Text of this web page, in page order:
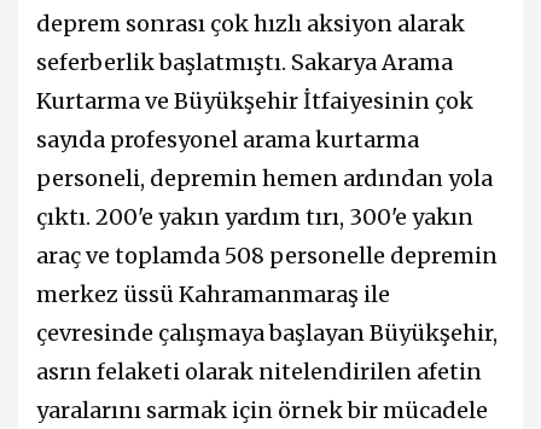
deprem sonrası çok hızlı aksiyon alarak
seferberlik başlatmıştı. Sakarya Arama
Kurtarma ve Büyükşehir İtfaiyesinin çok
sayıda profesyonel arama kurtarma
personeli, depremin hemen ardından yola
çıktı. 200'e yakın yardım tırı, 300'e yakın
araç ve toplamda 508 personelle depremin
merkez üssü Kahramanmaraş ile
çevresinde çalışmaya başlayan Büyükşehir,
asrın felaketi olarak nitelendirilen afetin
yaralarını sarmak için örnek bir mücadele